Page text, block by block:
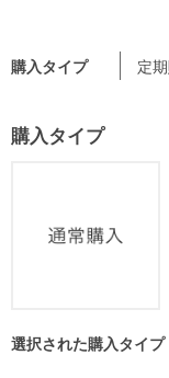
購入タイプ 定
購入タイプ
選択された購入タイプ